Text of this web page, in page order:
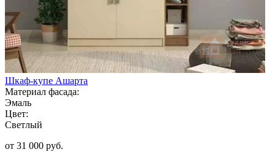
Шкаф-купе Ашарта
Материал фасада:
Эмаль
Цвет:
Светлый
от 31 000 руб.